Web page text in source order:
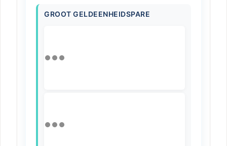
GROOT GELDEENHEIDSPARE